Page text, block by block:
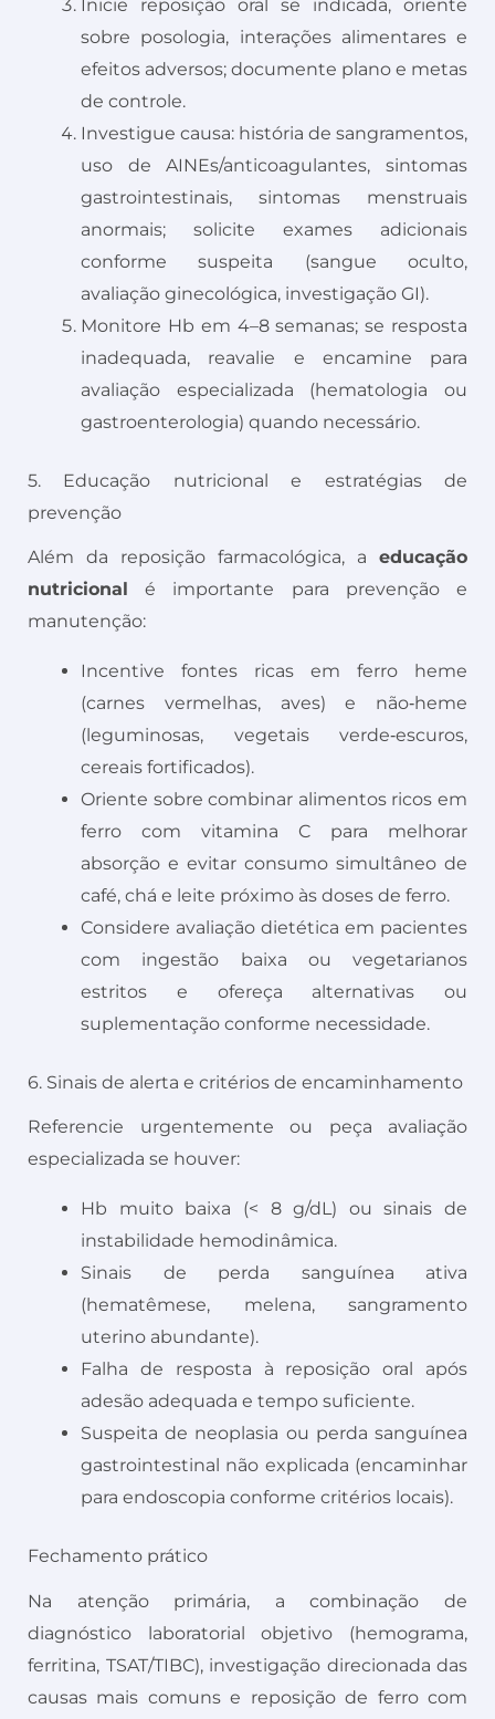
Inicie reposição oral se indicada, oriente
sobre posologia, interações alimentares e
efeitos adversos; documente plano e metas
de controle.
Investigue causa: história de sangramentos,
uso de AINEs/anticoagulantes, sintomas
gastrointestinais, sintomas menstruais
anormais; solicite exames adicionais
conforme suspeita (sangue oculto,
avaliação ginecológica, investigação GI).
Monitore Hb em 4–8 semanas; se resposta
inadequada, reavalie e encamine para
avaliação especializada (hematologia ou
gastroenterologia) quando necessário.
5. Educação nutricional e estratégias de
prevenção
Além da reposição farmacológica, a educação
nutricional é importante para prevenção e
manutenção:
Incentive fontes ricas em ferro heme
(carnes vermelhas, aves) e não‑heme
(leguminosas, vegetais verde‑escuros,
cereais fortificados).
Oriente sobre combinar alimentos ricos em
ferro com vitamina C para melhorar
absorção e evitar consumo simultâneo de
café, chá e leite próximo às doses de ferro.
Considere avaliação dietética em pacientes
com ingestão baixa ou vegetarianos
estritos e ofereça alternativas ou
suplementação conforme necessidade.
6. Sinais de alerta e critérios de encaminhamento
Referencie urgentemente ou peça avaliação
especializada se houver:
Hb muito baixa (< 8 g/dL) ou sinais de
instabilidade hemodinâmica.
Sinais de perda sanguínea ativa
(hematêmese, melena, sangramento
uterino abundante).
Falha de resposta à reposição oral após
adesão adequada e tempo suficiente.
Suspeita de neoplasia ou perda sanguínea
gastrointestinal não explicada (encaminhar
para endoscopia conforme critérios locais).
Fechamento prático
Na atenção primária, a combinação de
diagnóstico laboratorial objetivo (hemograma,
ferritina, TSAT/TIBC), investigação direcionada das
causas mais comuns e reposição de ferro com